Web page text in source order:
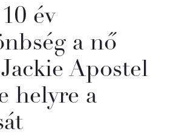
év
a nő
Apostel
helyre a